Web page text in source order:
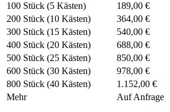
100 Stück (5 Kästen)
189,00 €
200 Stück (10 Kästen)
364,00 €
300 Stück (15 Kästen)
540,00 €
400 Stück (20 Kästen)
688,00 €
500 Stück (25 Kästen)
850,00 €
600 Stück (30 Kästen)
978,00 €
800 Stück (40 Kästen)
1.152,00 €
Mehr
Auf Anfrage